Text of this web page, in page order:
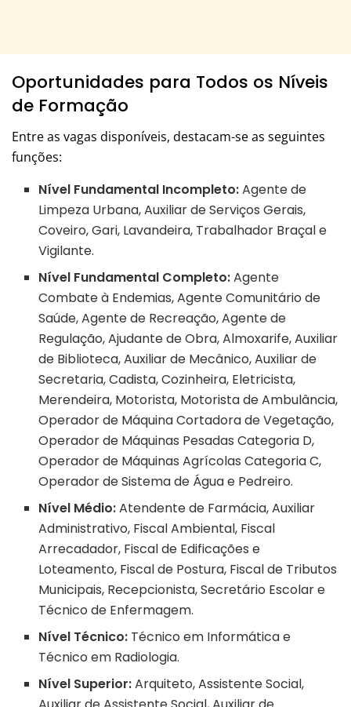
Oportunidades para Todos os Níveis
de Formação
Entre as vagas disponíveis, destacam-se as seguintes
funções:
Nível Fundamental Incompleto:Agente de
Limpeza Urbana, Auxiliar de Serviços Gerais,
Coveiro, Gari, Lavandeira, Trabalhador Braçal e
Vigilante.
Nível Fundamental Completo:Agente
Combate à Endemias, Agente Comunitário de
Saúde, Agente de Recreação, Agente de
Regulação, Ajudante de Obra, Almoxarife, Auxiliar
de Biblioteca, Auxiliar de Mecânico, Auxiliar de
Secretaria, Cadista, Cozinheira, Eletricista,
Merendeira, Motorista, Motorista de Ambulância,
Operador de Máquina Cortadora de Vegetação,
Operador de Máquinas Pesadas Categoria D,
Operador de Máquinas Agrícolas Categoria C,
Operador de Sistema de Água e Pedreiro.
Nível Médio:Atendente de Farmácia, Auxiliar
Administrativo, Fiscal Ambiental, Fiscal
Arrecadador, Fiscal de Edificações e
Loteamento, Fiscal de Postura, Fiscal de Tributos
Municipais, Recepcionista, Secretário Escolar e
Técnico de Enfermagem.
Nível Técnico: Técnico em Informática e
Técnico em Radiologia.
Nível Superior:Arquiteto, Assistente Social,